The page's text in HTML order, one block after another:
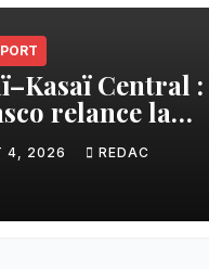
Central :
relance la
Tshikapa–
pour
les échanges
4, 2026 REDAC